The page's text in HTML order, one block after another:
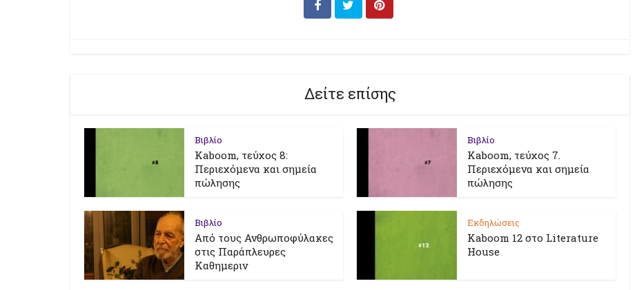
Δείτε επίσης
Βιβλίο
Kaboom, τεύχος 8:
Περιεχόμενα και σημεία
πώλησης
Βιβλίο
Kaboom, τεύχος 7.
Περιεχόμενα και σημεία
πώλησης
Βιβλίο
Από τους Ανθρωποφύλακες
στις Παράπλευρες
Καθημεριν
Εκδηλώσεις
Kaboom 12 στο Literature
House